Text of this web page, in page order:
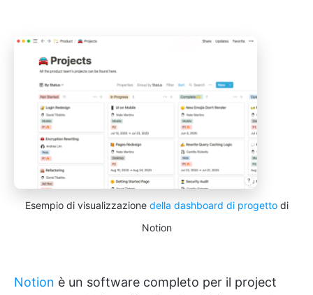
Esempio di visualizzazione della dashboard di progettodi
Notion
Notion è un software completo per il project